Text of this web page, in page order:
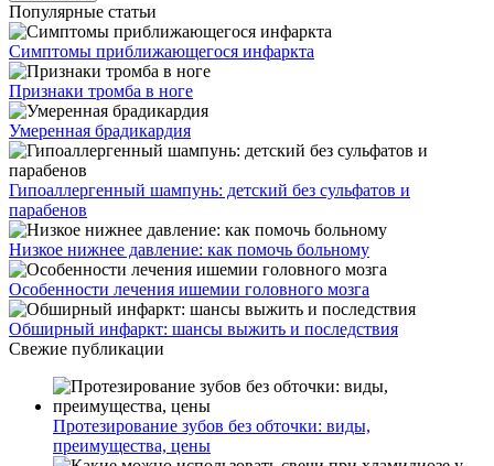
Популярные статьи
Симптомы приближающегося инфаркта
Признаки тромба в ноге
Умеренная брадикардия
Гипоаллергенный шампунь: детский без сульфатов и
парабенов
Низкое нижнее давление: как помочь больному
Особенности лечения ишемии головного мозга
Обширный инфаркт: шансы выжить и последствия
Свежие публикации
Протезирование зубов без обточки: виды,
преимущества, цены